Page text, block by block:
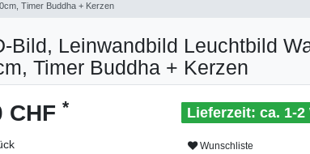
Timer Buddha + Kerzen
Bild, Leinwandbild Leuchtbild
Timer Buddha + Kerzen
CHF * ca. 1-2
Wunschliste